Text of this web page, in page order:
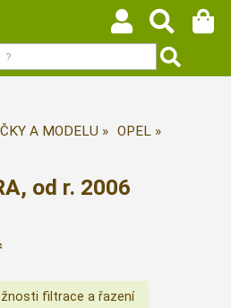
A MODELU
OPEL
od r. 2006